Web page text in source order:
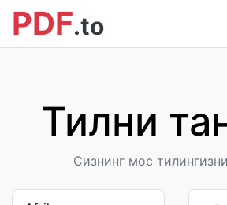
PDF.to
Тилни
Сизнинг мос